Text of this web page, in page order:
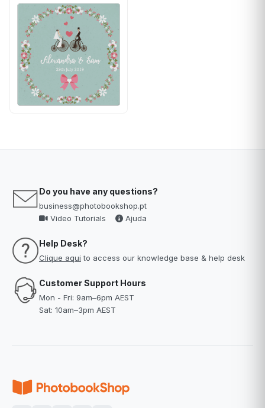
Do you have any questions?
business@photobookshop.pt
Video Tutorials
Ajuda
Help Desk?
Clique aqui to access our knowledge base & help desk
Customer Support Hours
Mon - Fri: 9am–6pm AEST
Sat: 10am–3pm AEST